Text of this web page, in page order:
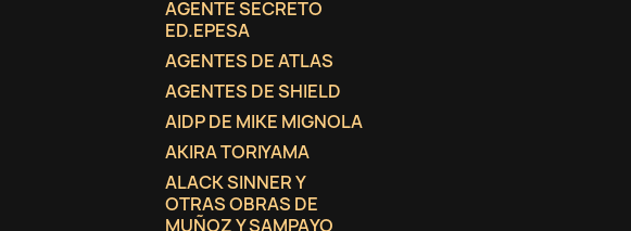
AGENTE SECRETO
ED.EPESA
AGENTES DE ATLAS
AGENTES DE SHIELD
AIDP DE MIKE MIGNOLA
AKIRA TORIYAMA
ALACK SINNER Y
OTRAS OBRAS DE
MUÑOZ Y SAMPAYO